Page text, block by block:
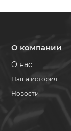
О компании
О нас
Наша история
Новости